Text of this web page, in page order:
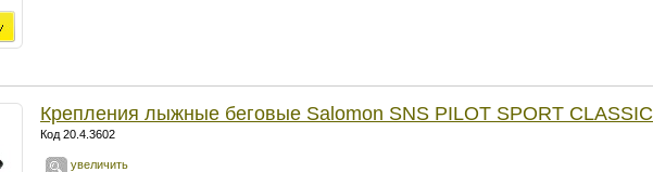
Крепления лыжные беговые Salomon SNS PILOT SPORT CLASSIC
Код 20.4.3602
увеличить